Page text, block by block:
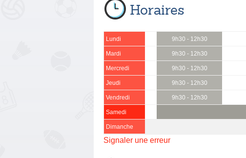
Horaires
Lundi 9h30 - 12h30
Mardi 9h30 - 12h30
Mercredi 9h30 - 12h30
Jeudi 9h30 - 12h30
Vendredi 9h30 - 12h30
Samedi
Dimanche
Signaler une erreur